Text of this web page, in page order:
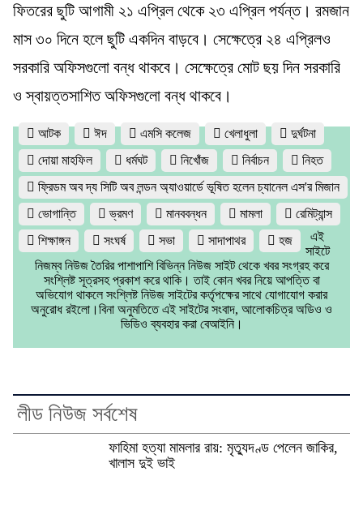
ফিতরের ছুটি আগামী ২১ এপ্রিল থেকে ২৩ এপ্রিল পর্যন্ত। রমজান
মাস ৩০ দিনে হলে ছুটি একদিন বাড়বে। সেক্ষেত্রে ২৪ এপ্রিলও
সরকারি অফিসগুলো বন্ধ থাকবে। সেক্ষেত্রে মোট ছয় দিন সরকারি
ও স্বায়ত্তসাশিত অফিসগুলো বন্ধ থাকবে।
আটক ঈদ এমসি কলেজ খেলাধুলা
দুর্ঘটনা
দোয়া মাহফিল
ধর্মঘট নিখোঁজ নির্বাচন
নিহত
ফ্রিডম অব দ্য সিটি অব লন্ডন অ্যাওয়ার্ডে ভূষিত হলেন চ্যানেল এস'র মিজান
ভোগান্তি
ভ্রমণ মানববন্ধন মামলা
রেমিট্যান্স
শিক্ষাঙ্গন
সংঘর্ষ সভা সাদাপাথর হজ
এই
সাইটে
নিজম্ব নিউজ তৈরির পাশাপাশি বিভিন্ন নিউজ সাইট থেকে খবর সংগ্রহ করে
সংশ্লিষ্ট সূত্রসহ প্রকাশ করে থাকি। তাই কোন খবর নিয়ে আপত্তি বা
অভিযোগ থাকলে সংশ্লিষ্ট নিউজ সাইটের কর্তৃপক্ষের সাথে যোগাযোগ করার
অনুরোধ রইলো।বিনা অনুমতিতে এই সাইটের সংবাদ, আলোকচিত্র অডিও ও
ভিডিও ব্যবহার করা বেআইনি।
লীড নিউজ সর্বশেষ
ফাহিমা হত্যা মামলার রায়: মৃত্যুদণ্ড পেলেন জাকির,
খালাস দুই ভাই